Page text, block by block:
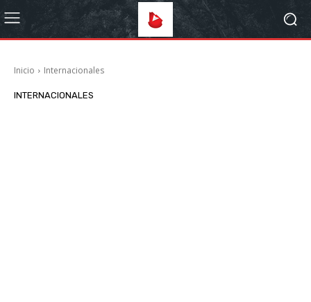
Inicio Internacionales
INTERNACIONALES